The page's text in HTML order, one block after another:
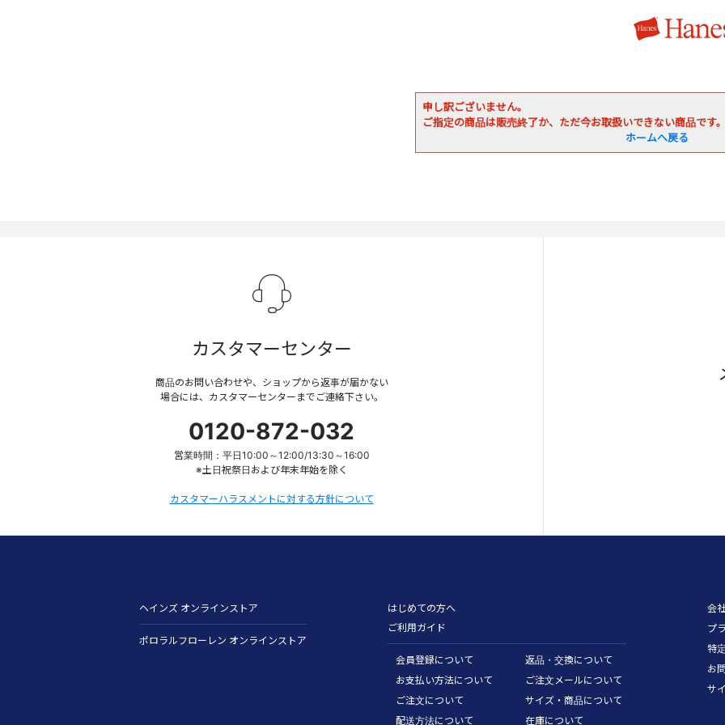
申し訳ございません。
ご指定の商品は販売終了か、ただ今お取扱いできない商品です
ホームへ戻る
カスタマーセンター
商品のお問い合わせや、ショップから返事が届かない
場合には、カスタマーセンターまでご連絡下さい。
0120-872-032
営業時間：平日10:00～12:00/13:30～16:00
※土日祝祭日および年末年始を除く
カスタマーハラスメントに対する方針について
ヘインズ オンラインストア
ポロラルフローレン オンラインストア
はじめての方へ
ご利用ガイド
会員登録について
お支払い方法について
ご注文について
配送方法について
返品・交換について
ご注文メールについて
サイズ・商品について
在庫について
会
プ
特
お
サ